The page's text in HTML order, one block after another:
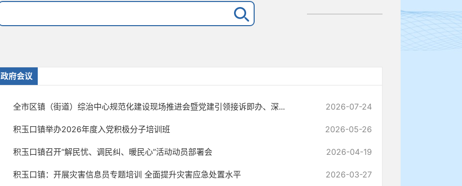
政府会议
全市区镇（街道）综治中心规范化建设现场推进会暨党建引领接诉即办、深... 2026-07-24
积玉口镇举办2026年度入党积极分子培训班 2026-05-26
积玉口镇召开“解民忧、调民纠、暖民心”活动动员部署会 2026-04-19
积玉口镇：开展灾害信息员专题培训 全面提升灾害应急处置水平 2026-03-27